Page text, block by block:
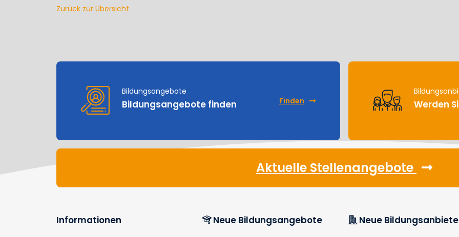
Zurück zur Übersicht
Bildungsangebote
Bildungsangebote finden Finden Werden
Aktuelle Stellenangebote
Informationen Neue Bildungsangebote Neue